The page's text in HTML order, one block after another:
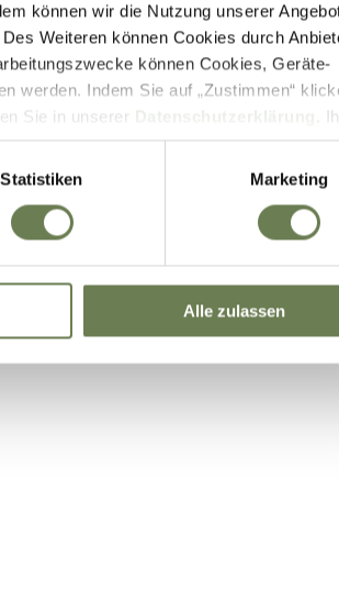
können wir die Nutzung unserer
Weiteren können Cookies durch
können Cookies, Geräte-
werden. Indem Sie auf „Zustimmen“
Sie in unserer Datenschutzerklärung
.
außerhalb des EWR wie zum
Dienst keine Zertifizierung nach dem EU-
zu Kontroll- und
durchsetzbar sein können.
Statistiken Marketing
Alle zulassen
Akkus & Ladegeräte